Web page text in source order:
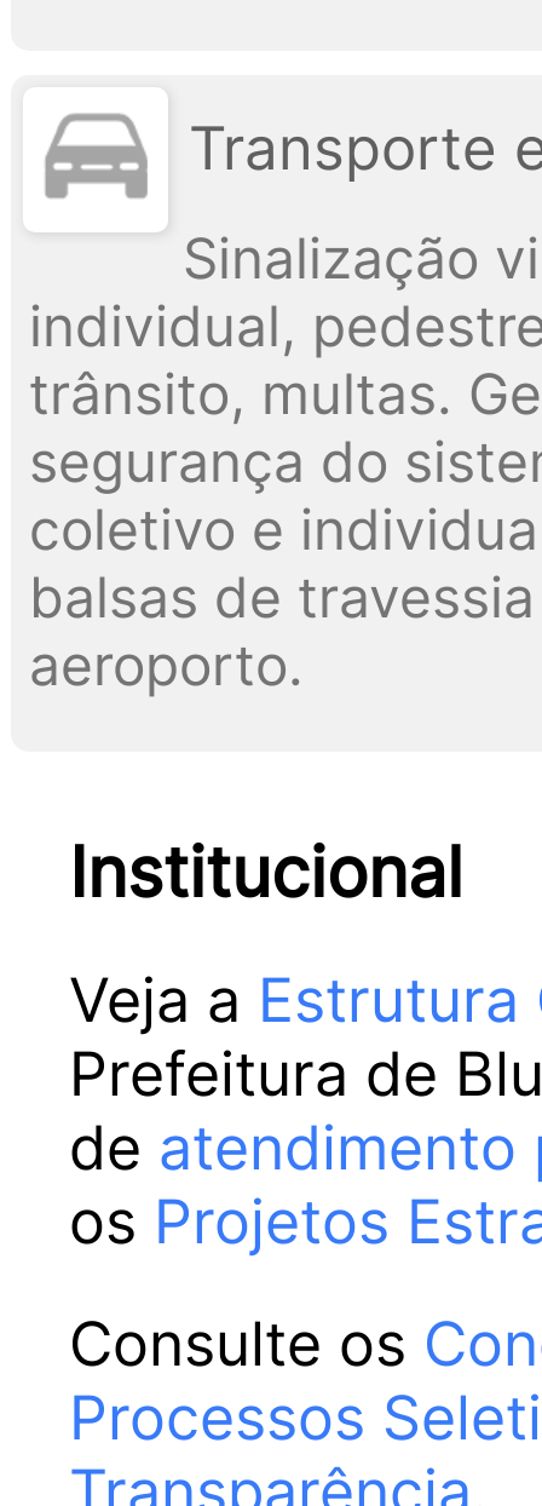
Transporte
Sinalização
individual,
trânsito, multas.
segurança do
coletivo e
balsas de
aeroporto.
Institucional
Veja a Estrutura
Prefeitura de
de atendimento
os Projetos
Consulte os
Processos
Transparência